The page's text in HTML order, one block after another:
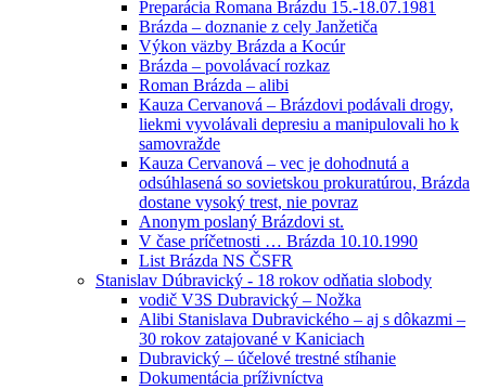
Preparácia Romana Brázdu 15.-18.07.1981
Brázda – doznanie z cely Janžetiča
Výkon väzby Brázda a Kocúr
Brázda – povolávací rozkaz
Roman Brázda – alibi
Kauza Cervanová – Brázdovi podávali drogy,
liekmi vyvolávali depresiu a manipulovali ho k
samovražde
Kauza Cervanová – vec je dohodnutá a
odsúhlasená so sovietskou prokuratúrou, Brázda
dostane vysoký trest, nie povraz
Anonym poslaný Brázdovi st.
V čase príčetnosti … Brázda 10.10.1990
List Brázda NS ČSFR
Stanislav Dúbravický - 18 rokov odňatia slobody
vodič V3S Dubravický – Nožka
Alibi Stanislava Dubravického – aj s dôkazmi –
30 rokov zatajované v Kaniciach
Dubravický – účelové trestné stíhanie
Dokumentácia príživníctva